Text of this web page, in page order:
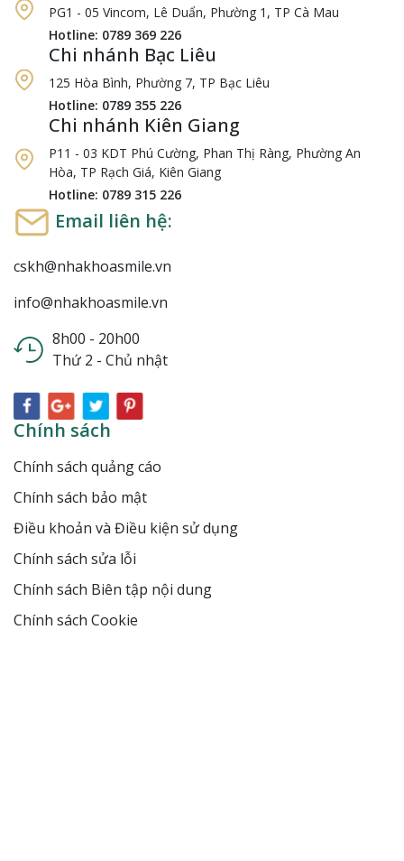
PG1 - 05 Vincom, Lê Duẩn, Phường 1, TP Cà Mau
Hotline: 0789 369 226
Chi nhánh Bạc Liêu
125 Hòa Bình, Phường 7, TP Bạc Liêu
Hotline: 0789 355 226
Chi nhánh Kiên Giang
P11 - 03 KDT Phú Cường, Phan Thị Ràng, Phường An
Hòa, TP Rạch Giá, Kiên Giang
Hotline: 0789 315 226
Email liên hệ:
cskh@nhakhoasmile.vn
info@nhakhoasmile.vn
8h00 - 20h00
Thứ 2 - Chủ nhật
Chính sách
Chính sách quảng cáo
Chính sách bảo mật
Điều khoản và Điều kiện sử dụng
Chính sách sửa lỗi
Chính sách Biên tập nội dung
Chính sách Cookie